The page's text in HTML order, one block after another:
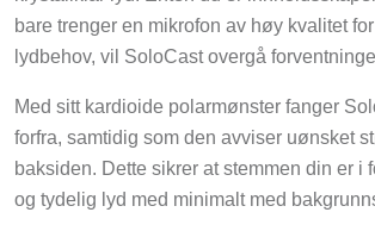
bare trenger en mikrofon av høy kvalitet
lydbehov, vil SoloCast overgå
Med sitt kardioide polarmønster fanger
forfra, samtidig som den avviser uønsket
baksiden. Dette sikrer at stemmen din er i
og tydelig lyd med minimalt med